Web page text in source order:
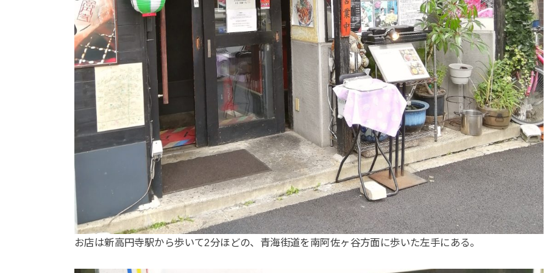
お店は新高円寺駅から歩いて2分ほどの、青海街道を南阿佐ヶ谷方面に歩いた左手にある。